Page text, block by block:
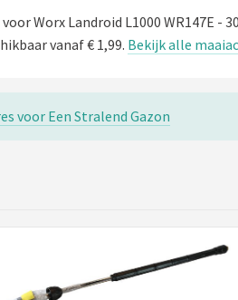
Worx Landroid L1000 WR147E -
vanaf € 1,99. Bekijk alle
voor Een Stralend Gazon